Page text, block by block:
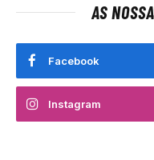
AS
Facebook
Instagram